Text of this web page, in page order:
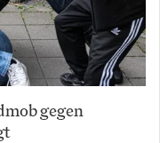
gegen